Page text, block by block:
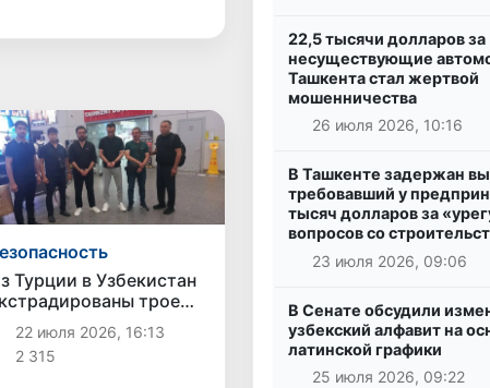
Турции в Узбекистан
трое
находившихся
международном
по линии
22 июля 2026, 16:13
2 315
22,5 тысячи долларов за
несуществующие
Ташкента стал жертвой
мошенничества
26 июля 2026, 10:16
В Ташкенте задержан
требовавший у
тысяч долларов за
вопросов со
23 июля 2026, 09:06
В Сенате обсудили
узбекский алфавит на
латинской графики
25 июля 2026, 09:22